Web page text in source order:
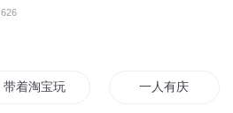
626
带着淘宝玩穿越 一人有庆